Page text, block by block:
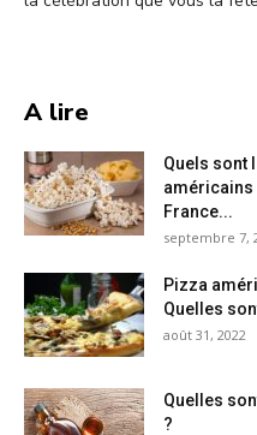
A lire
Quels sont
américains
France...
septembre 7,
Pizza
Quelles
août 31, 2022
Quelles
?